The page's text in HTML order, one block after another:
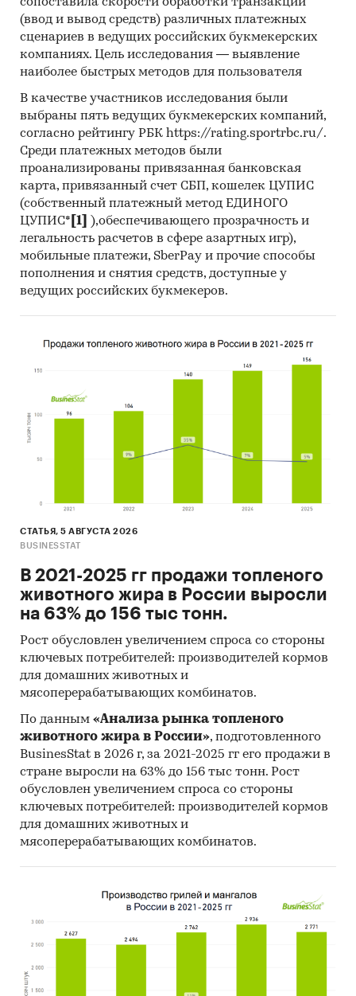
чистоты;
генеральная уборка квартиры перед
покупкой или после приобретения.
Состав работ также вариативен и обсуждается
в каждом отдельном случае с заказчиком
(уборка комнат/кухни/санузлов/мойка окон/
плинтусов/очищение зеркальных
поверхностей и проч.).
Будущее клининга в сегменте B2C зависит от
многих факторов, но главный фактор – доходы
населения. Профессиональный клининг не
является услугой первой необходимости, а в
кризисные времена люди стараются сократить
некоторые расходы.
(Ивановостат), процент населения, группа с
уровнем дохода «высокий» увеличивается с
(последние официальные статданные)
составила ***%, что выше итогов предыдущего
периода на ***%.
потребителем клининговых услуг в сегменте
B2C.
Таблица 1. Процент населения Ивановской
области с доходом «высокий», 2005-2015 гг., в %
***
Таким образом, процент населения, которое
услугами создаваемой компании, для Иваново
составит порядка ***.
Для определения объема B2C-сегмента рынка
клининга г. Иваново предлагается
использовать следующую формулу:
(кол-во ИД (индивидуальных домовладений) *
Количество ИД: рассчитано с использованием
данных Ивановостат об общем жилищном
фонде области (*** тыс. кв. м. на 2015 г) –
жилищный фонд Иваново рассчитан как ***%
от фонда области, т.е. порядка *** тыс. кв. м. – и
(ввод и вывод средств) различных платежных
сценариев в ведущих российских букмекерских
компаниях. Цель исследования — выявление
наиболее быстрых методов для пользователя
В качестве участников исследования были
выбраны пять ведущих букмекерских компаний,
согласно рейтингу РБК https://rating.sportrbc.ru/.
Среди платежных методов были
проанализированы привязанная банковская
карта, привязанный счет СБП, кошелек ЦУПИС
(собственный платежный метод ЕДИНОГО
ЦУПИС* [1]
),обеспечивающего прозрачность и
легальность расчетов в сфере азартных игр),
мобильные платежи, SberPay и прочие способы
пополнения и снятия средств, доступные у
ведущих российских букмекеров.
СТАТЬЯ, 5 АВГУСТА 2026
BUSINESSTAT
В 2021-2025 гг продажи топленого
животного жира в России выросли
на 63% до 156 тыс тонн.
Рост обусловлен увеличением спроса со стороны
ключевых потребителей: производителей кормов
для домашних животных и
мясоперерабатывающих комбинатов.
По данным «Анализа рынка топленого
животного жира в России», подготовленного
BusinesStat в 2026 г, за 2021-2025 гг его продажи в
стране выросли на 63% до 156 тыс тонн. Рост
обусловлен увеличением спроса со стороны
ключевых потребителей: производителей кормов
для домашних животных и
мясоперерабатывающих комбинатов.